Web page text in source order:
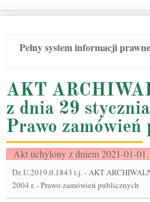
Pełny system informacji
AKT
z dnia 29
Prawo zamówień
Akt uchylony z dniem 2021-01-01.
Dz.U.2019.0.1843 t.j.-AKT
2004 r. - Prawo zamówień publicznych